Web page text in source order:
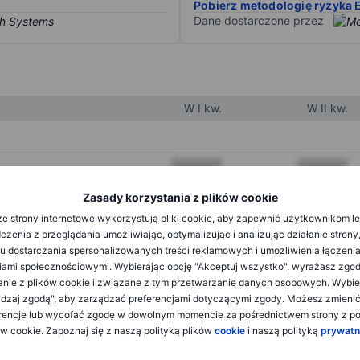
Zasady korzystania z plików cookie
strony internetowe wykorzystują pliki cookie, aby zapewnić użytkownikom
z przeglądania umożliwiając, optymalizując i analizując działanie
dostarczania spersonalizowanych treści reklamowych i umożliwienia
społecznościowymi. Wybierając opcję "Akceptuj wszystko", wyrażasz
z plików cookie i związane z tym przetwarzanie danych osobowych.
zgodą", aby zarządzać preferencjami dotyczącymi zgody. Możesz
lub wycofać zgodę w dowolnym momencie za pośrednictwem strony z
cookie. Zapoznaj się z naszą polityką plików cookie i naszą polityką
Pobierz metodologię ryzyka
Dane dostarczone przez
W I kw. W II kw.
XXXXXXX XXXXXXX
XXXXXXX
XXXXXXX XXXXXXX
XXXXXXX XXXXXXX
XXXXXXX